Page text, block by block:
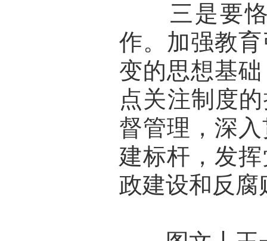
三是要恪
作。加强教
变的思想基
点关注制度
督管理，深
建标杆，发
政建设和反